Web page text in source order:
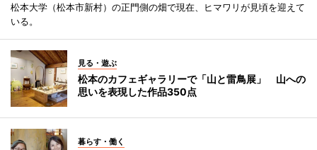
松本大学（松本市新村）の正門側の畑で現在、ヒマワリが見頃を迎えて
いる。
見る・遊ぶ
松本のカフェギャラリーで「山と雷鳥展」 山への
思いを表現した作品350点
暮らす・働く